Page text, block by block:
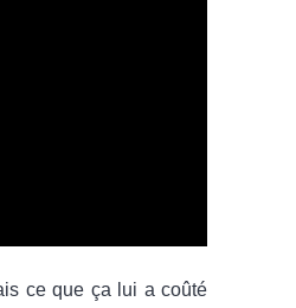
ce que ça lui a coûté